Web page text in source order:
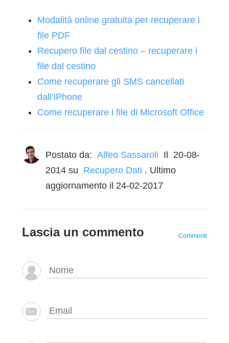
Modalità online gratuita per recuperare i
file PDF
Recupero file dal cestino – recuperare i
file dal cestino
Come recuperare gli SMS cancellati
dall’iPhone
Come recuperare i file di Microsoft Office
Postato da: Alfeo Sassaroli Il 20-08-
2014su Recupero Dati . Ultimo
aggiornamento il 24-02-2017
Lascia un commento Commenti